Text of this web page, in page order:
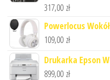
317,00 zł
Powerlocus
109,00 zł
Drukarka Epson
899,00 zł